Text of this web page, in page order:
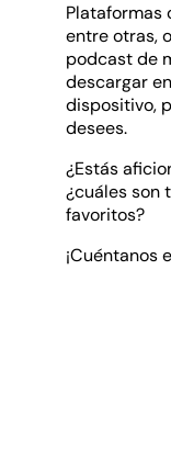
Plataformas
entre otras,
podcast de
descargar
dispositivo,
desees.
¿Estás
¿cuáles son
favoritos?
¡Cuéntanos